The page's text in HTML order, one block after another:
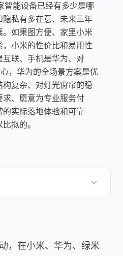
智能设备已经有多少是哪
私有多在意、未来三年
如果图方便、家里小米
小米的性价比和易用性
联、手机是华为、对
，华为的全场景方案是优
复杂、对灯光窗帘的稳
、愿意为专业服务付
实际落地体验和可靠
拟的。
，在小米、华为、绿米